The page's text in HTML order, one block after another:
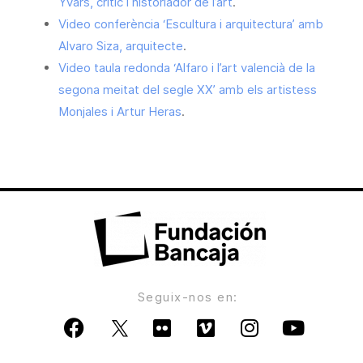
Video conferència ‘Escultura i arquitectura’ amb
Alvaro Siza, arquitecte.
Video taula redonda ‘Alfaro i l’art valencià de la
segona meitat del segle XX’ amb els artistess
Monjales i Artur Heras.
Seguix-nos en: